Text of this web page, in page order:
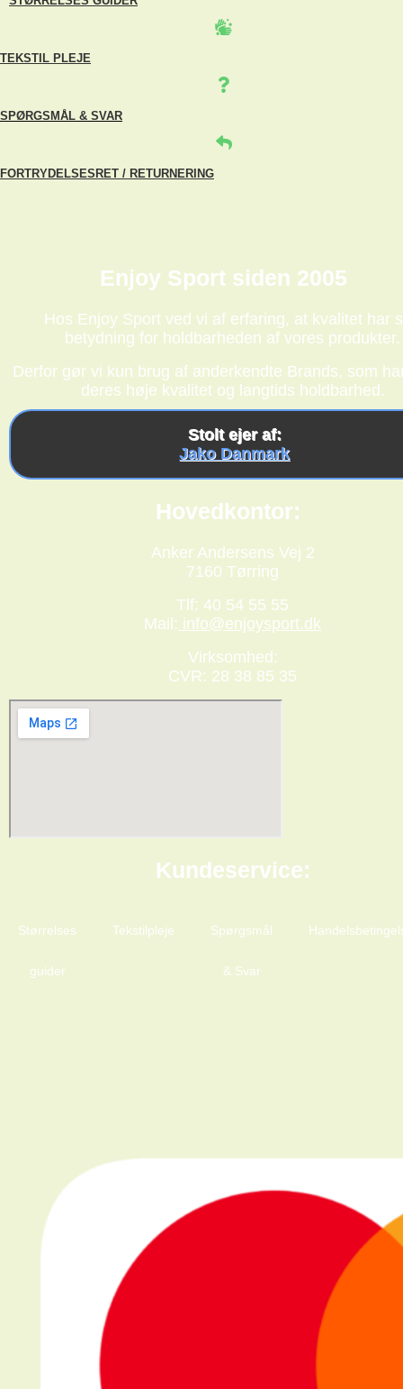
TEKSTIL PLEJE
SPØRGSMÅL & SVAR
FORTRYDELSESRET / RETURNERING
Enjoy Sport siden 2005
Hos Enjoy Sport ved vi af erfaring, at kvalitet har
betydning for holdbarheden af vores produkter.
Derfor gør vi kun brug af anderkendte Brands, som
deres høje kvalitet og langtids holdbarhed.
Stolt ejer af:
Jako Danmark
Hovedkontor:
Anker Andersens Vej 2
7160 Tørring
Tlf: 40 54 55 55
Mail: info@enjoysport.dk
Virksomhed:
CVR: 28 38 85 35
Kundeservice:
Størrelses
guider
Tekstilpleje Spørgsmål
& Svar